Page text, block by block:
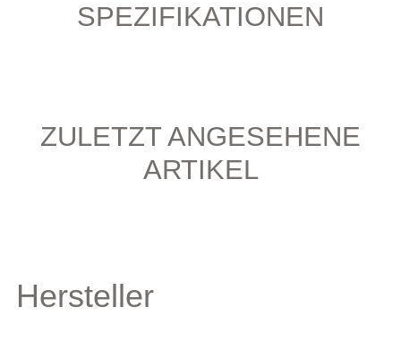
SPEZIFIKATIONEN
ZULETZT ANGESEHENE
ARTIKEL
Hersteller